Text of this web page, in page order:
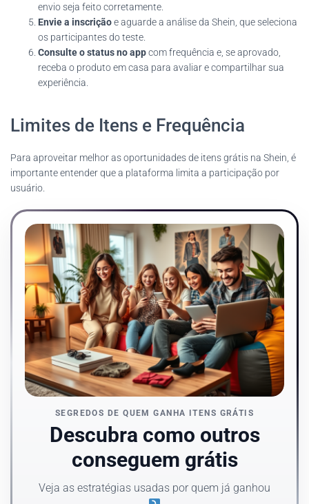
envio seja feito corretamente.
Envie a inscriçãoe aguarde a análise da Shein, que seleciona
os participantes do teste.
Consulte o status no appcom frequência e, se aprovado,
receba o produto em casa para avaliar e compartilhar sua
experiência.
Limites de Itens e Frequência
Para aproveitar melhor as oportunidades de itens grátis na Shein, é
importante entender que a plataforma limita a participação por
usuário.
SEGREDOS DE QUEM GANHA ITENS GRÁTIS
Descubra como outros
conseguem grátis
Veja as estratégias usadas por quem já ganhou